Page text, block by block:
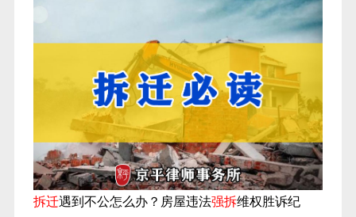
拆迁遇到不公怎么办？房屋违法强拆维权胜诉纪